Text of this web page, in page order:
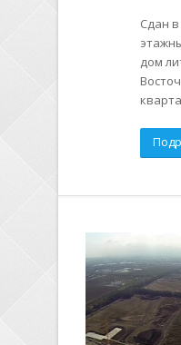
Сдан
дом